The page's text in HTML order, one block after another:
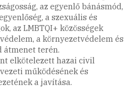
az egyenlő bánásmód,
a szexuális és
az LMBTQI+ közösségek
a környezetvédelem és
átmenet terén.
elkötelezett hazai civil
működésének és
a javítása.